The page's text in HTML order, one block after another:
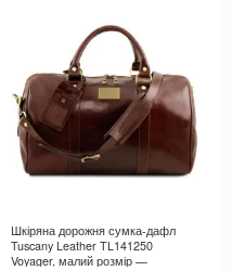
Шкіряна дорожня сумка-дафл
Tuscany Leather TL141250
Voyager, малий розмір —